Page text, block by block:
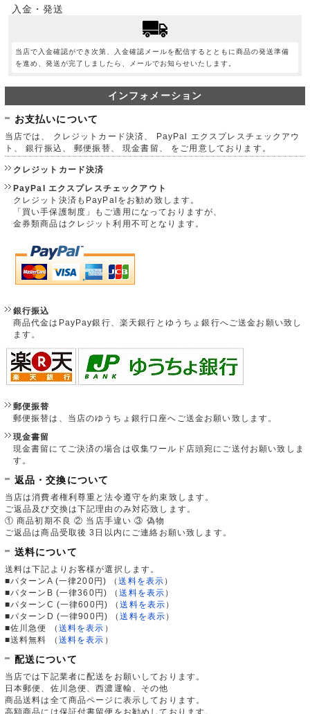
入金・発送
当店で入金確認ができ次第、入金確認メールを配信するとともに商品の発送準備
を進め、発送が完了しましたら、メールでお知らせいたします。
インフォメーション
お支払いについて
当店では、 クレジットカード決済、 PayPal エクスプレスチェックアウ
ト、 銀行振込、 郵便振替、 現金書留、 をご用意しております。
クレジットカード決済
PayPal エクスプレスチェックアウト
クレジット決済もPayPalをお勧め致します。
「買い手保護制度」もご適用になっておりますが、
金券類商品はクレジット利用不可となります。
銀行振込
商品代金はPayPay銀行、楽天銀行とゆうちょ銀行へご送金お願い致し
ます。
郵便振替
郵便振替は、当店のゆうちょ銀行口座へご送金お願い致します。
現金書留
現金書留にてご決済の場合は収集ワールド店頭宛にご送付お願い致しま
す。
返品・交換について
当店は消費者権利尊重と法令遵守を約束致します。
ご返品及び交換は下記理由のみ対応致します。
① 商品初期不良 ② 当店手違い ③ 偽物
ご返品は商品受取後 3日以内にご連絡お願い致します。
送料について
送料は下記よりお客様が選択します。
■パターンA (一律200円)
（送料を表示 ）
■パターンB (一律360円)
（送料を表示 ）
■パターンC (一律600円)
（送料を表示 ）
■パターンD (一律900円)
（送料を表示 ）
■佐川急便
（ 送料を表示 ）
■送料無料
（ 送料を表示 ）
配送について
当店では下記業者に配送をお願いしております。
日本郵便、佐川急便、西濃運輸、その他
商品送料は全て商品ページに表示しております。
高額商品には保証付書留便をお勧めしております。